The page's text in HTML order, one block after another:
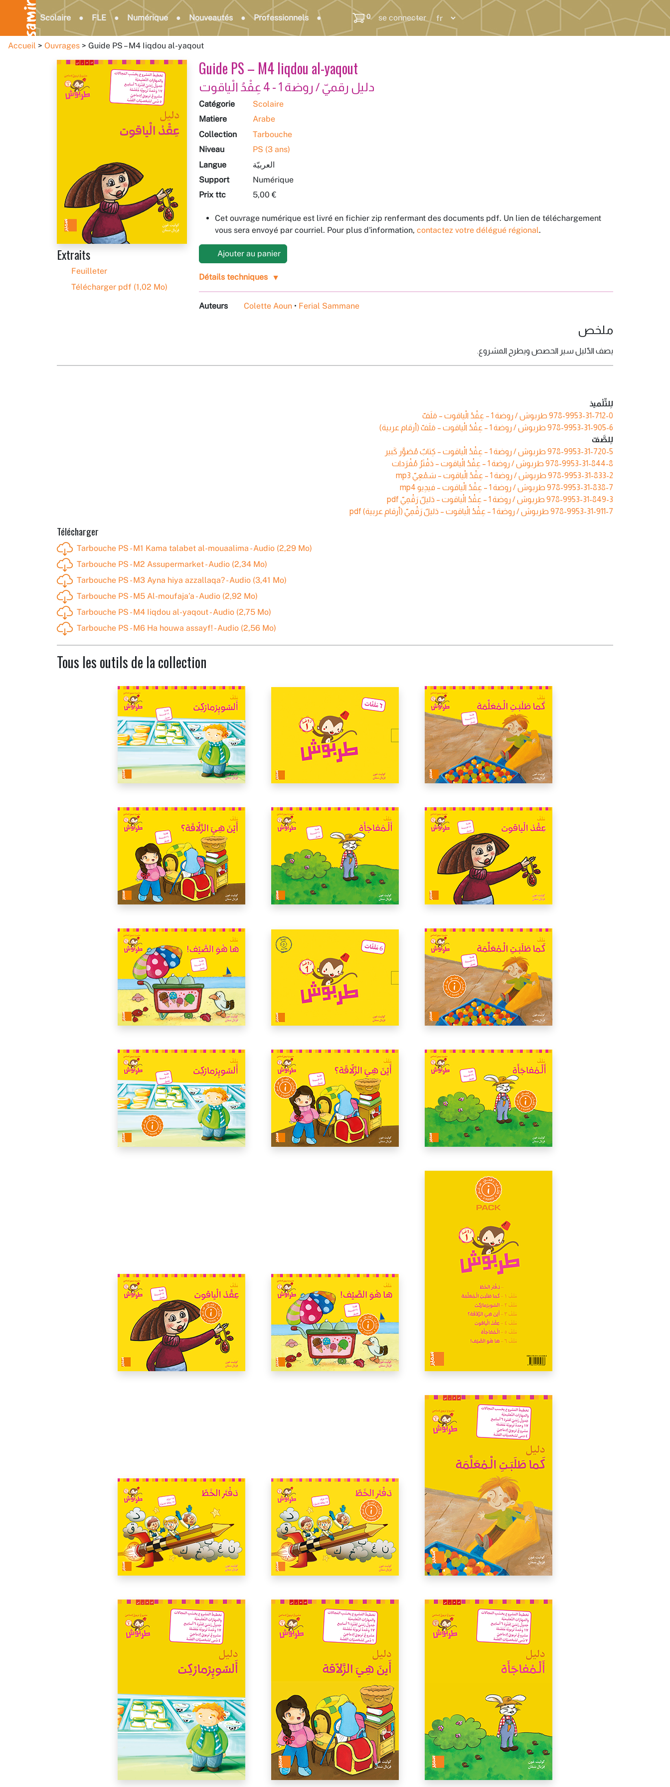
Scolaire FLE Numérique Nouveautés Professionnels 0 se connecter
Accueil Ouvrages Guide PS – M4 Iiqdou al-yaqout
Extraits
Feuilleter
Télécharger pdf (1,02 Mo)
Guide PS – M4 Iiqdou al-yaqout
دليل رقميّ / روضة 1 - 4 عِقْدُ الْياقوت
Catégorie
Scolaire
Matière
Arabe
Collection
Tarbouche
Niveau
PS (3 ans)
Langue
العربيّة
Support
Numérique
Prix ttc
5,00 €
Cet ouvrage numérique est livré en fichier zip renfermant des documents pdf. Un lien de téléchargement
vous sera envoyé par courriel. Pour plus d'information, contactez votre délégué régional.
Ajouter au panier
Détails techniques
Auteurs Colette Aoun • Ferial Sammane
ملخص
يصف الدّليل سير الحصص ويطرح المشروع.
لِلتِّلْميذ
978-9953-31-712-0 طربوش / روضة 1 – عِقْدُ الْياقوت – مَلَفّ
978-9953-31-905-6 طربوش / روضة 1 – عِقْدُ الْياقوت – مَلَفّ (أرقام عربية)
لِلصَّفّ
978-9953-31-720-5 طربوش / روضة 1 – عِقْدُ الْياقوت – كِتابٌ مُصَوَّر كَبير
978-9953-31-844-8 طربوش / روضة 1 – عِقْدُ الْياقوت – دَفْتَرُ مُفْرَدات
978-9953-31-833-2 طربوش / روضة 1 – عِقْدُ الْياقوت – سَمْعِيّ mp3
978-9953-31-838-7 طربوش / روضة 1 – عِقْدُ الْياقوت – فيدِيو mp4
978-9953-31-849-3 طربوش / روضة 1 – عِقْدُ الْياقوت – دَليلٌ رَقْمِيّ pdf
978-9953-31-911-7 طربوش / روضة 1 – عِقْدُ الْياقوت – دَليلٌ رَقْمِيّ (أرقام عربية) pdf
Télécharger
Tarbouche PS - M1 Kama talabet al-mouaalima - Audio (2,29 Mo)
Tarbouche PS - M2 Assupermarket - Audio (2,34 Mo)
Tarbouche PS - M3 Ayna hiya azzallaqa? - Audio (3,41 Mo)
Tarbouche PS - M5 Al-moufaja’a - Audio (2,92 Mo)
Tarbouche PS - M4 Iiqdou al-yaqout - Audio (2,75 Mo)
Tarbouche PS - M6 Ha houwa assayf! - Audio (2,56 Mo)
Tous les outils de la collection